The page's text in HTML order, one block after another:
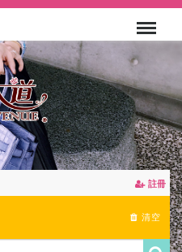
註冊
清空